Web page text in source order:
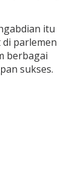
itu
parlemen
berbagai
sukses.